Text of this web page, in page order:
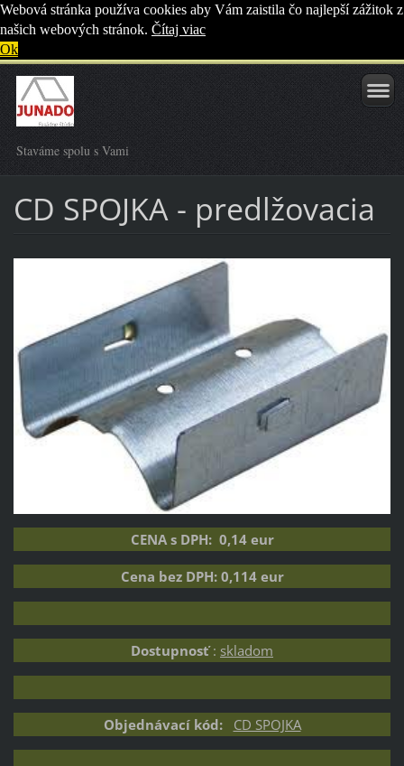
Webová stránka používa cookies aby Vám zaistila čo najlepší zážitok z
našich webových stránok. Čítaj viac
Ok
Staváme spolu s Vami
CD SPOJKA - predlžovacia
CENA s DPH: 0,14 eur
Cena bez DPH: 0,114 eur
Dostupnosť: skladom
Objednávací kód: CD SPOJKA